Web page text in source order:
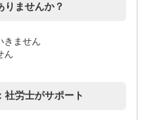
りませんか？
きません
ん
社労士がサポート